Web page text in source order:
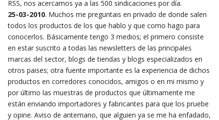
RSS, nos acercamos ya a las 500 sindicaciones por día.
25-03-2010. Muchos me preguntais en privado de donde salen
todos los productos de los que hablo y que como hago para
conocerlos. Básicamente tengo 3 medios; el primero consiste
en estar suscrito a todas las newsletters de las principales
marcas del sector, blogs de tiendas y blogs especializados en
otros paises; otra fuente importante es la experiencia de dichos
productos en corredores conocidos, amigos o en mi mismo y
por último las muestras de productos que últimamente me
están enviando importadores y fabricantes para que los pruebe
y opine. Aviso de antemano, que alguien ya se me ha enfadado,